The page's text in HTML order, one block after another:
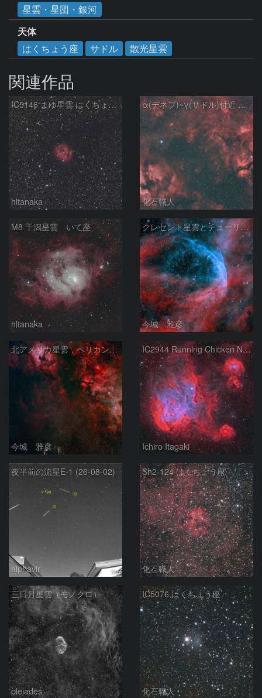
星雲・星団・銀河
天体
はくちょう座
サドル 散光星雲
関連作品
IC5146 まゆ星雲 はくちょう座
hltanaka
α(デネブ)~γ(サドル)付近 NGC7000 北アメリカ星雲 IC5067~5070 ペリカン星雲 Sh2-112 はくちょう座
化石職人
M8 干潟星雲 いて座
hltanaka
クレセント星雲とチューリップ星雲の真ん中あたりにある星雲 NGC6883 ???
今城 雅彦
北アメリカ星雲，ペリカン星雲，サドル付近，クレセント星雲，網状星雲・・・etc
今城 雅彦
IC2944 Running Chicken Nebula
Ichiro Itagaki
夜半前の流星E-1 (26-08-02)
alphavir
Sh2-124 はくちょう座
化石職人
三日月星雲（モノクロ）
pleiades
IC5076 はくちょう座
化石職人